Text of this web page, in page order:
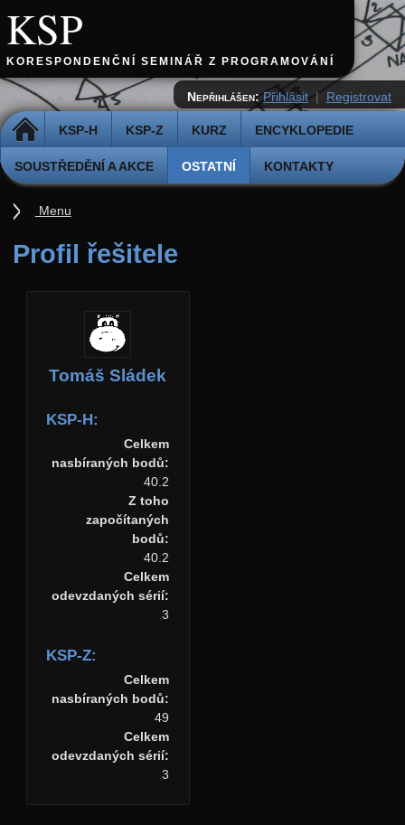
KSP
KORESPONDENČNÍ SEMINÁŘ Z PROGRAMOVÁNÍ
DOMŮ KSP-H KSP-Z KURZ ENCYKLOPEDIE
SOUSTŘEDĚNÍ A AKCE OSTATNÍ KONTAKTY
Nepřihlášen: Přihlásit | Registrovat
Profil řešitele
Tomáš Sládek
KSP-H:
Celkem
nasbíraných bodů:
40.2
Z toho
započítaných
bodů:
40.2
Celkem
odevzdaných sérií:
3
KSP-Z:
Celkem
nasbíraných bodů:
49
Celkem
odevzdaných sérií:
3
Menu